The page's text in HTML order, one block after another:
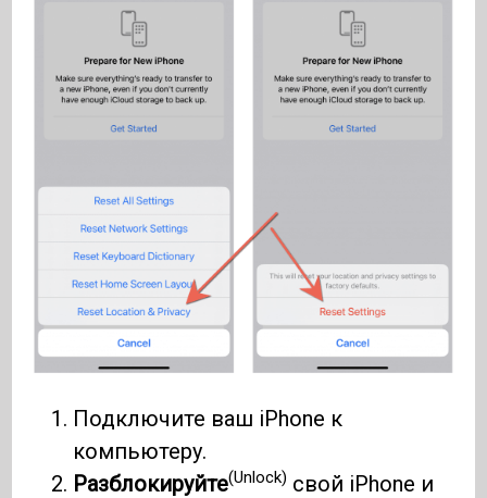
Подключите ваш iPhone к
компьютеру.
Разблокируйте(Unlock) свой iPhone и